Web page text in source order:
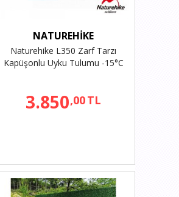
NATUREHİKE
Naturehike L350 Zarf Tarzı
Kapüşonlu Uyku Tulumu -15°C
3.850,00TL